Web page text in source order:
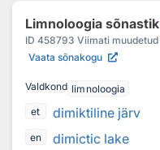
Limnoloogia sõnastik
ID 458793 Viimati muudetud
Vaata sõnakogu
Valdkond limnoloogia
et
dimiktiline järv
en dimictic lake